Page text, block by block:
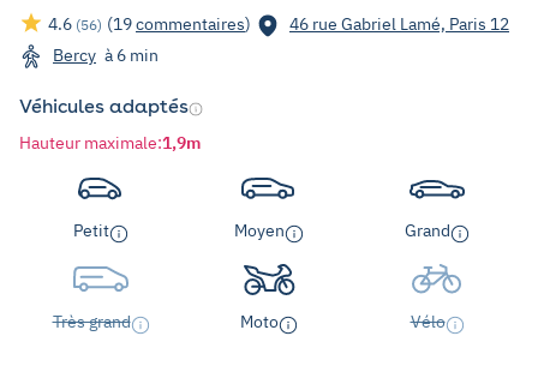
4.6 (56) (19commentaires)
46 rue Gabriel Lamé, Paris 12
Bercy à 6 min
Véhicules adaptés
Hauteur maximale:1,9m
Petit Moyen Grand
Très grand Moto Vélo